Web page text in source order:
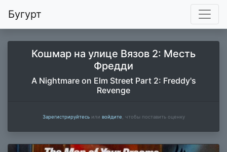
Бугурт
Кошмар на улице Вязов 2: Месть
Фредди
A Nightmare on Elm Street Part 2: Freddy's
Revenge
Зарегистрируйтесьили войдите , чтобы поставить оценку